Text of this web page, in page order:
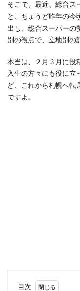
そこで、最近、総合ス
と、ちょうど昨年の今
出し、総合スーパーの
別の視点で、立地別の
本当は、２月３月に投
入生の方々にも役に立
ど、これから札幌へ転
ですよ。
目次